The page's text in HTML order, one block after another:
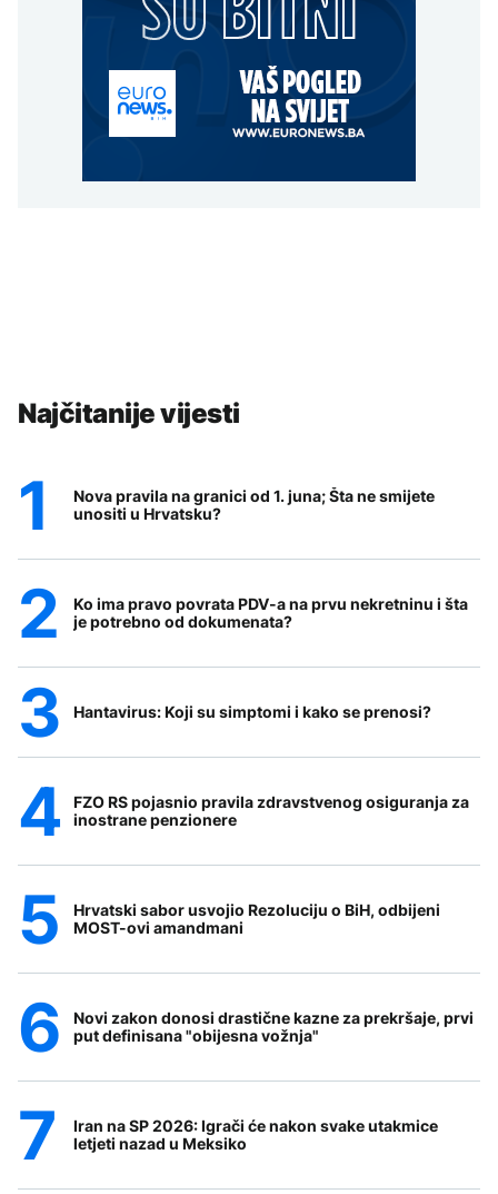
Najčitanije vijesti
Nova pravila na granici od 1. juna; Šta ne smijete
unositi u Hrvatsku?
Ko ima pravo povrata PDV-a na prvu nekretninu i šta
je potrebno od dokumenata?
Hantavirus: Koji su simptomi i kako se prenosi?
FZO RS pojasnio pravila zdravstvenog osiguranja za
inostrane penzionere
Hrvatski sabor usvojio Rezoluciju o BiH, odbijeni
MOST-ovi amandmani
Novi zakon donosi drastične kazne za prekršaje, prvi
put definisana "obijesna vožnja"
Iran na SP 2026: Igrači će nakon svake utakmice
letjeti nazad u Meksiko